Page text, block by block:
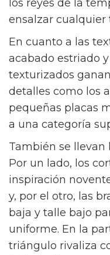
los reyes de la
ensalzar cualquier
En cuanto a las
acabado estriado
texturizados
detalles como los
pequeñas placas
a una categoría
También se llevan
Por un lado, los
inspiración
y, por el otro, las
baja y talle bajo
uniforme. En la
triángulo rivaliza